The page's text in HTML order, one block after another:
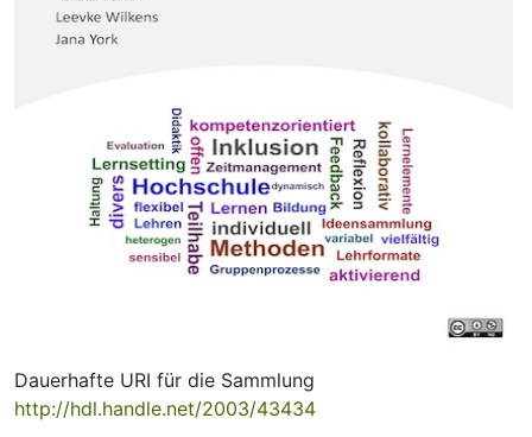
Dauerhafte URI für die Sammlung
http://hdl.handle.net/2003/43434